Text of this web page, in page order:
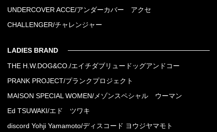
UNDERCOVER ACCE/アンダーカバー アクセ
CHALLENGER/チャレンジャー
LADIES BRAND
THE H.W.DOG&CO./エイチダブリュードッグアンドコー
PRANK PROJECT/プランクプロジェクト
MAISON SPECIAL WOMEN/メゾンスペシャル ウーマン
Ed TSUWAKI/エド ツワキ
discord Yohji Yamamoto/ディスコード ヨウジヤマモト